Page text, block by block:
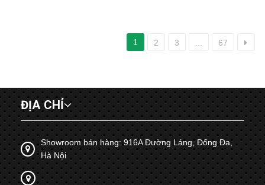
1 2 3 67
ĐỊA CHỈ
Showroom bán hàng: 916A Đường Láng, Đống Đa,
Hà Nội